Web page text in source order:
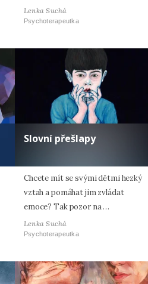
Lenka Suchá
Psychoterapeutka
Slovní přešlapy
Chcete mít se svými dětmi hezký
vztah a pomáhat jim zvládat
emoce? Tak pozor na …
Lenka Suchá
Psychoterapeutka